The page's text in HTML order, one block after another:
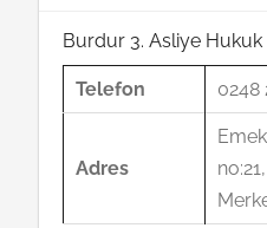
Burdur 3. Asliye
Telefon 0248
Adres